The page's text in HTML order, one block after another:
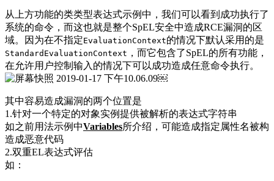
从上方功能的类类型表达式示例中，我们可以看到成功执行了
系统的命令，而这也就是整个SpEL安全中造成RCE漏洞的区
域。因为在不指定EvaluationContext的情况下默认采用的是
StandardEvaluationContext ，而它包含了SpEL的所有功能，
在允许用户控制输入的情况下可以成功造成任意命令执行。
￼
其中容易造成漏洞的两个位置是
1.针对一个特定的对象实例提供被解析的表达式字符串
如之前用法示例中Variables所介绍，可能造成指定属性名被构
造成恶意代码
2.双重EL表达式评估
如：